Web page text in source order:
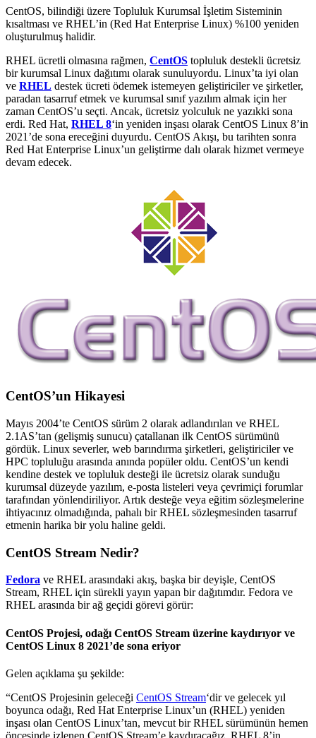
CentOS, bilindiği üzere Topluluk Kurumsal İşletim Sisteminin
kısaltması ve RHEL’in (Red Hat Enterprise Linux) %100 yeniden
oluşturulmuş halidir.
RHEL ücretli olmasına rağmen, CentOS topluluk destekli ücretsiz
bir kurumsal Linux dağıtımı olarak sunuluyordu. Linux’ta iyi olan
ve RHEL destek ücreti ödemek istemeyen geliştiriciler ve şirketler,
paradan tasarruf etmek ve kurumsal sınıf yazılım almak için her
zaman CentOS’u seçti. Ancak, ücretsiz yolculuk ne yazıkki sona
erdi. Red Hat, RHEL 8‘in yeniden inşası olarak CentOS Linux 8’in
2021’de sona ereceğini duyurdu. CentOS Akışı, bu tarihten sonra
Red Hat Enterprise Linux’un geliştirme dalı olarak hizmet vermeye
devam edecek.
CentOS’un Hikayesi
Mayıs 2004’te CentOS sürüm 2 olarak adlandırılan ve RHEL
2.1AS’tan (gelişmiş sunucu) çatallanan ilk CentOS sürümünü
gördük. Linux severler, web barındırma şirketleri, geliştiriciler ve
HPC topluluğu arasında anında popüler oldu. CentOS’un kendi
kendine destek ve topluluk desteği ile ücretsiz olarak sunduğu
kurumsal düzeyde yazılım, e-posta listeleri veya çevrimiçi forumlar
tarafından yönlendiriliyor. Artık desteğe veya eğitim sözleşmelerine
ihtiyacınız olmadığında, pahalı bir RHEL sözleşmesinden tasarruf
etmenin harika bir yolu haline geldi.
CentOS Stream Nedir?
Fedora ve RHEL arasındaki akış, başka bir deyişle, CentOS
Stream, RHEL için sürekli yayın yapan bir dağıtımdır. Fedora ve
RHEL arasında bir ağ geçidi görevi görür:
CentOS Projesi, odağı CentOS Stream üzerine kaydırıyor ve
CentOS Linux 8 2021’de sona eriyor
Gelen açıklama şu şekilde:
“CentOS Projesinin geleceği CentOS Stream‘dir ve gelecek yıl
boyunca odağı, Red Hat Enterprise Linux’un (RHEL) yeniden
inşası olan CentOS Linux’tan, mevcut bir RHEL sürümünün hemen
öncesinde izlenen CentOS Stream’e kaydıracağız. RHEL 8’in